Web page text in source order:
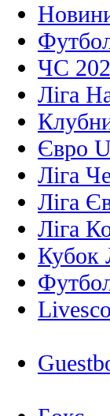
ЧС
Ліга
Євро
Ліга
Ліга
Ліга
Кубок